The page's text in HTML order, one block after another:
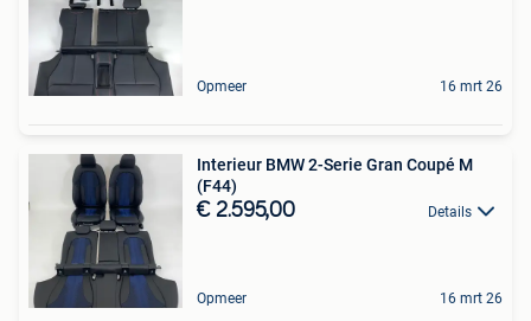
Opmeer 16 mrt 26
Interieur BMW 2-Serie Gran Coupé M
(F44)
€ 2.595,00 Details
Opmeer 16 mrt 26